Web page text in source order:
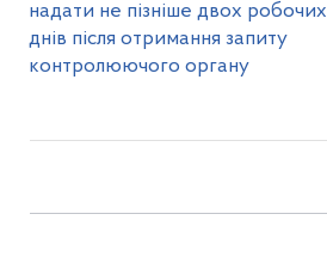
надати не пізніше двох робочих
днів після отримання запиту
контролюючого органу